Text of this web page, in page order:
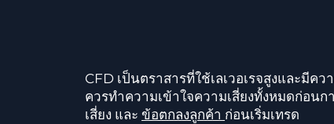
CFD เป็นตราสารที่ใช้เลเวอเรจสูงและมี
ควรทำความเข้าใจความเสี่ยงทั้งหมดก่อน
เสี่ยง และข้อตกลงลูกค้า ก่อนเริ่มเทรด